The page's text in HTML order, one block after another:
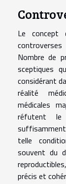
Le concept
Nombre de
sceptiques
considérant
réalité
médicales
réfutent le
telle
souvent du
précis et